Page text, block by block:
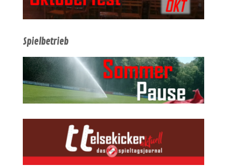
Spielbetrieb